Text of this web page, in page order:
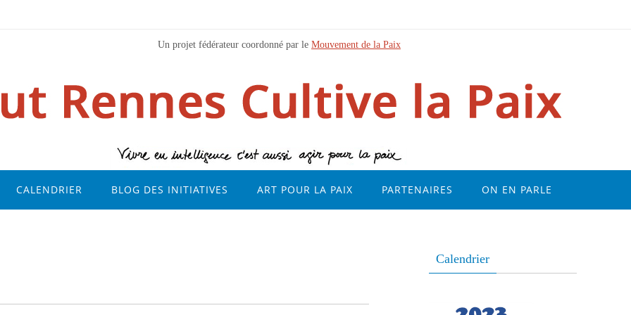
Un projet fédérateur coordonné par le Mouvement de la Paix
CALENDRIER BLOG DES INITIATIVES ART POUR LA PAIX PARTENAIRES ON EN PARLE
Calendrier